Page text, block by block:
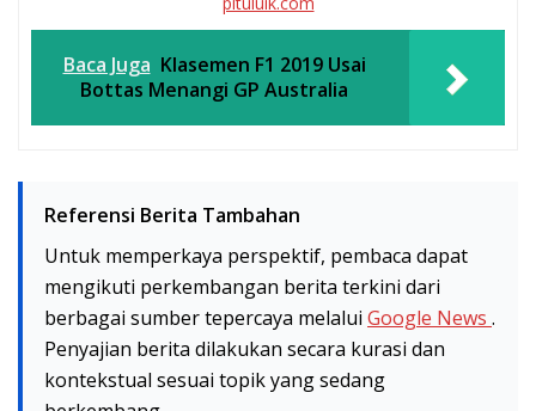
Baca Juga Klasemen F1 2019 Usai
Bottas Menangi GP Australia
Referensi Berita Tambahan
Untuk memperkaya perspektif, pembaca dapat
mengikuti perkembangan berita terkini dari
berbagai sumber tepercaya melalui Google News .
Penyajian berita dilakukan secara kurasi dan
kontekstual sesuai topik yang sedang